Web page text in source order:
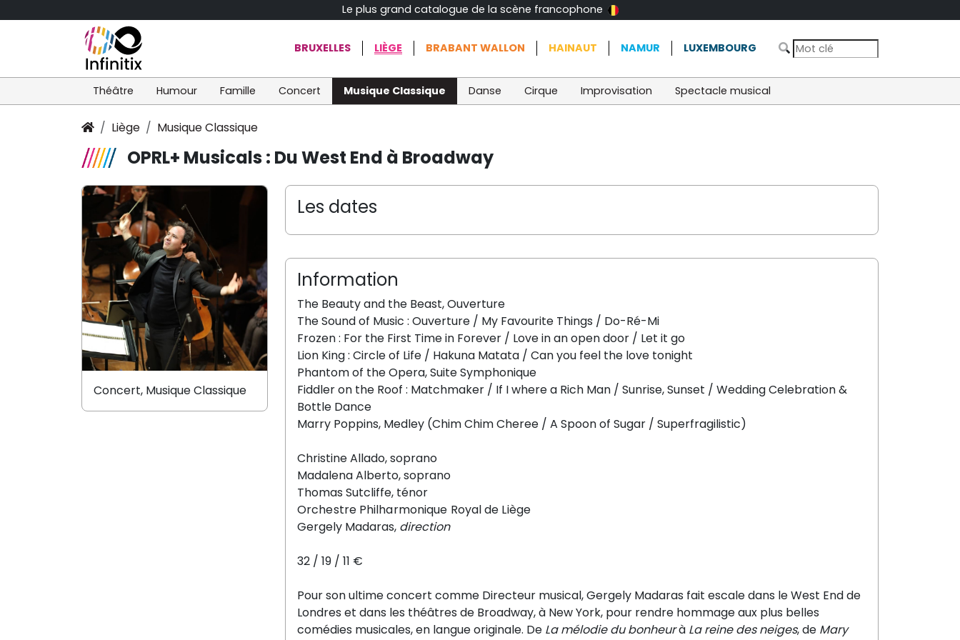
Le plus grand catalogue de la scène francophone
BRUXELLES LIÈGE BRABANT WALLON HAINAUT NAMUR LUXEMBOURG
Théâtre Humour Famille Concert Musique Classique Danse Cirque Improvisation Spectacle musical
Liège Musique Classique
OPRL+ Musicals : Du West End à Broadway
Les dates
Information
The Beauty and the Beast, Ouverture
The Sound of Music : Ouverture / My Favourite Things / Do-Ré-Mi
Frozen : For the First Time in Forever / Love in an open door / Let it go
Lion King : Circle of Life / Hakuna Matata / Can you feel the love tonight
Phantom of the Opera, Suite Symphonique
Fiddler on the Roof : Matchmaker / If I where a Rich Man / Sunrise, Sunset / Wedding Celebration &
Bottle Dance
Marry Poppins, Medley (Chim Chim Cheree / A Spoon of Sugar / Superfragilistic)
Christine Allado, soprano
Madalena Alberto, soprano
Thomas Sutcliffe, ténor
Orchestre Philharmonique Royal de Liège
Gergely Madaras, direction
32 / 19 / 11 €
Pour son ultime concert comme Directeur musical, Gergely Madaras fait escale dans le West End de
Londres et dans les théâtres de Broadway, à New York, pour rendre hommage aux plus belles
comédies musicales, en langue originale. De La mélodie du bonheurà La reine des neiges, de Mary
Concert, Musique Classique